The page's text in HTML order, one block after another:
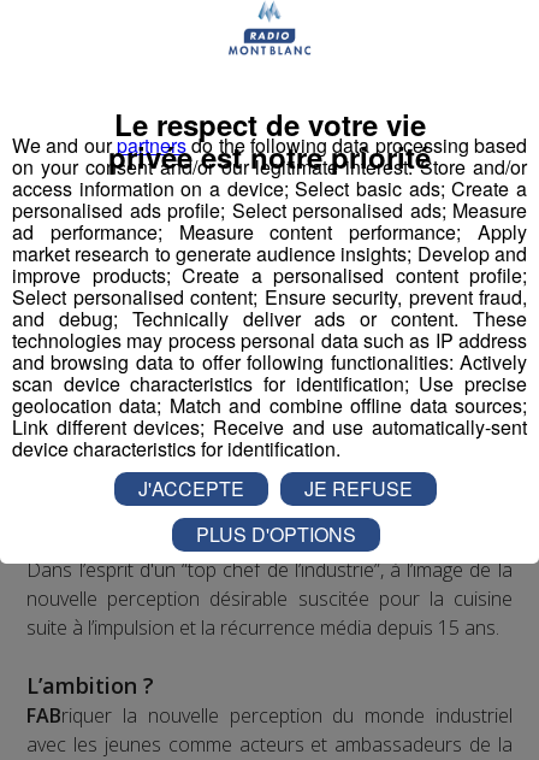
Notre proposition de
Impulser un nouveau récit médiatique pour
réconcilier les jeunes et l’industrie
Pour la 1ère fois dans l’histoire de l’industrie et des
médias français, nous proposons de porter, créer,
produire, diffuser un programme audiovisuel « mass
média » à l’échelle régionale.
Top Fab, le 1er programme
audiovisuel inspirant qui raconte
la fierté industrielle par la jeune
génération
Dans l’esprit d'un “top chef de l’industrie”, à l’image de la
nouvelle perception désirable suscitée pour la cuisine
suite à l’impulsion et la récurrence média depuis 15 ans.
L’ambition ?
FABriquer la nouvelle perception du monde industriel
avec les jeunes comme acteurs et ambassadeurs de la
We and ourpartnersdo the following data processing based
on your consent and/or our legitimate interest: Store and/or
access information on a device; Select basic ads; Create a
personalised ads profile; Select personalised ads; Measure
ad performance; Measure content performance; Apply
market research to generate audience insights; Develop and
improve products; Create a personalised content profile;
Select personalised content; Ensure security, prevent fraud,
and debug; Technically deliver ads or content. These
technologies may process personal data such as IP address
and browsing data to offer following functionalities: Actively
scan device characteristics for identification; Use precise
geolocation data; Match and combine offline data sources;
Link different devices; Receive and use automatically-sent
device characteristics for identification.
Le respect de votre vie
privée est notre priorité
J'ACCEPTE
JE REFUSE
PLUS D'OPTIONS